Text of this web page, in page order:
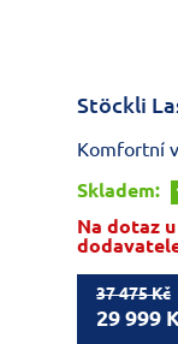
Stöckli
Komfortní
Skladem:
Na dotaz u
37 475 Kč
29 999